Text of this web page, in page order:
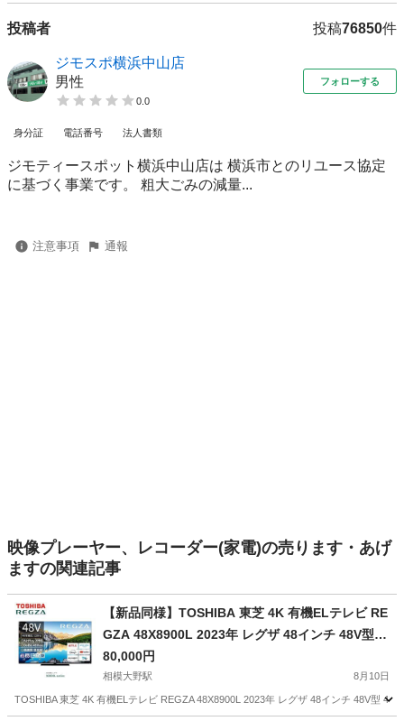
投稿者 投稿76850件
ジモスポ横浜中山店
男性
0.0
フォローする
身分証 電話番号 法人書類
ジモティースポット横浜中山店は 横浜市とのリユース協定
に基づく事業です。 粗⼤ごみの減量...
注意事項 通報
映像プレーヤー、レコーダー(家電)の売ります・あげ
ますの関連記事
【新品同様】TOSHIBA 東芝 4K 有機ELテレビ RE
GZA 48X8900L 2023年 レグザ 48インチ 48V型 4
KチューナーW内蔵
80,000円
相模大野駅 8月10日
TOSHIBA 東芝 4K 有機ELテレビ REGZA 48X8900L 2023年 レグザ 48インチ 48V型